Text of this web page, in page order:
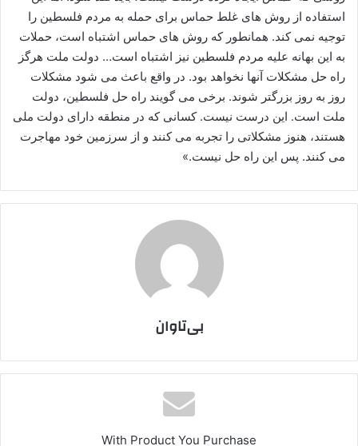
استفاده از روش های غلط حماس برای حمله به مردم فلسطین را
توجیه نمی کند. همانطور که روش های حماس اشتباه است، حملات
به این بهانه علیه مردم فلسطین نیز اشتباه است… دولت ملت هرگز
راه حل مشکلات آنها نخواهد بود. در واقع باعث می شود مشکلات
روز به روز بزرگتر شوند. برخی می گویند راه حل فلسطین، دولت
ملت است. این درست نیست. کسانی که در منطقه دارای دولت ملی
هستند، هنوز مشکلاتی را تجربه می کنند و از سرزمین خود مهاجرت
می کنند. پس این راه حل نیست.»
بی‌تاوان
With Product You Purchase